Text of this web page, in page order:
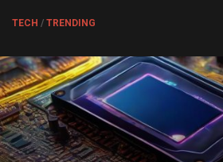
TECH / TRENDING